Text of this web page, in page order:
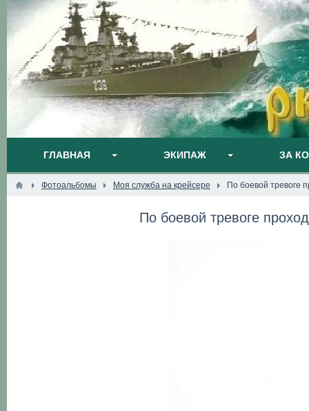
ГЛАВНАЯ ЭКИПАЖ ЗА
Фотоальбомы Моя служба на крейсере По боевой тревоге
По боевой тревоге